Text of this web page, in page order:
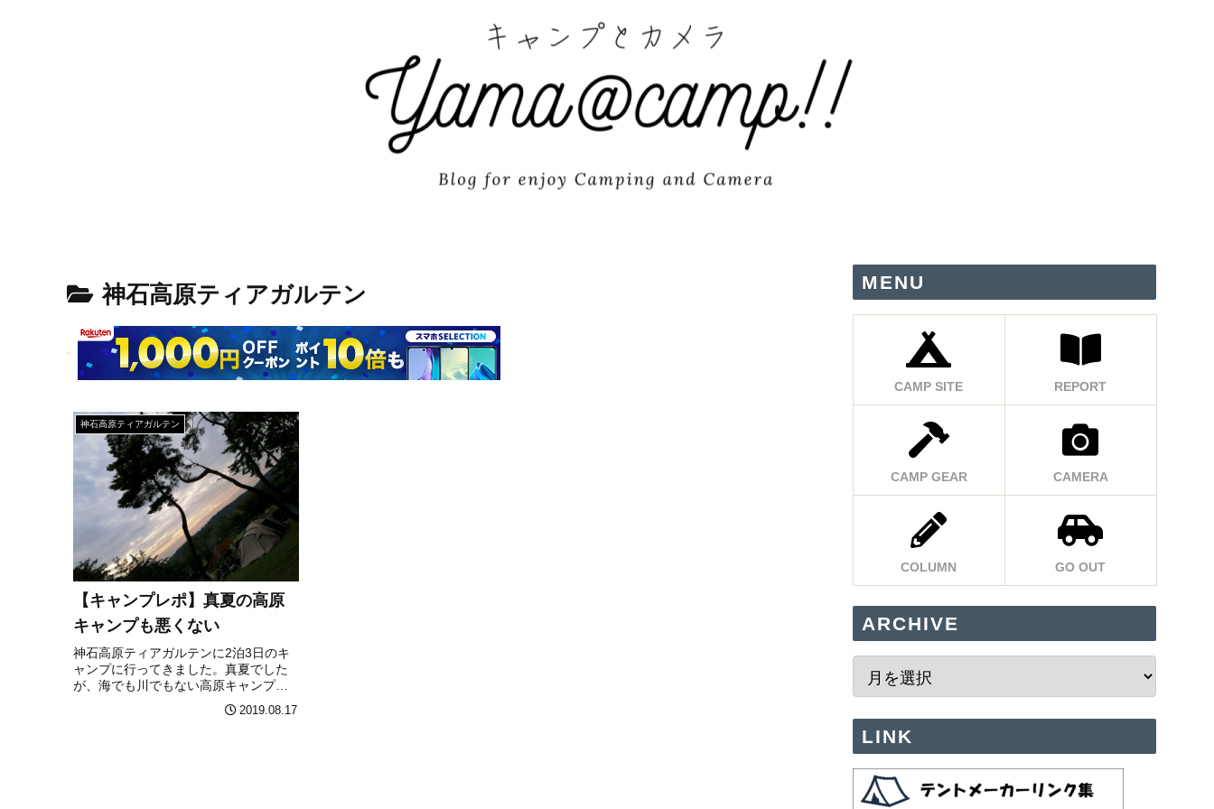
神石高原ティアガルテン
神石高原ティアガルテン
【キャンプレポ】真夏の高原
キャンプも悪くない
神石高原ティアガルテンに2泊3日のキ
ャンプに行ってきました。真夏でした
が、海でも川でもない高原キャンプも
2019.08.17
MENU
CAMP SITE REPORT
CAMP GEAR CAMERA
COLUMN GO OUT
ARCHIVE
LINK